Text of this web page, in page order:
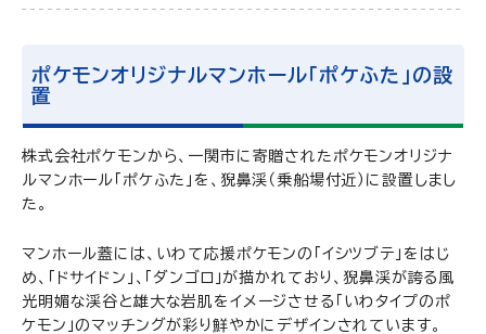
ポケモンオリジナルマンホール「ポケふた」の設
置
株式会社ポケモンから、一関市に寄贈されたポケモンオリジナ
ルマンホール「ポケふた」を、猊鼻渓（乗船場付近）に設置しまし
た。
マンホール蓋には、いわて応援ポケモンの「イシツブテ」をはじ
め、「ドサイドン」、「ダンゴロ」が描かれており、猊鼻渓が誇る風
光明媚な渓谷と雄大な岩肌をイメージさせる「いわタイプのポ
ケモン」のマッチングが彩り鮮やかにデザインされています。